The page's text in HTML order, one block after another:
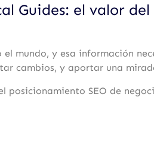
Guides: el valor
el mundo, y esa información
cambios, y aportar una
posicionamiento SEO de